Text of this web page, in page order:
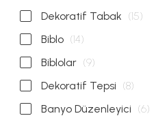
Dekoratif Tabak (15)
Biblo (14)
Biblolar (9)
Dekoratif Tepsi (8)
Banyo Düzenleyici (6)